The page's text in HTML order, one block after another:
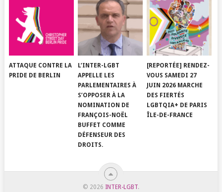
ATTAQUE CONTRE LA
PRIDE DE BERLIN
L’INTER-LGBT
APPELLE LES
PARLEMENTAIRES À
S’OPPOSER À LA
NOMINATION DE
FRANÇOIS-NOËL
BUFFET COMME
DÉFENSEUR DES
DROITS.
[REPORTÉE] RENDEZ-
VOUS SAMEDI 27
JUIN 2026 MARCHE
DES FIERTÉS
LGBTQIA+ DE PARIS
ÎLE-DE-FRANCE
© 2026 INTER-LGBT.